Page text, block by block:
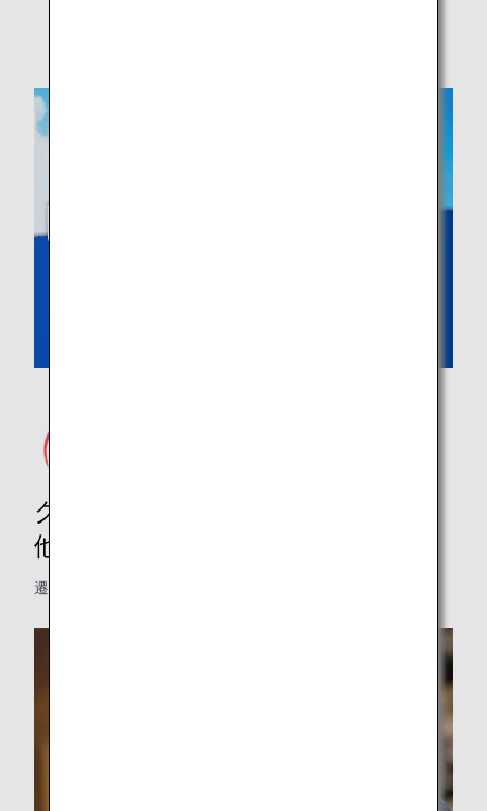
グルメツアー、レストラン、その
他
遷移先のウェブサイトは英語で表示されます